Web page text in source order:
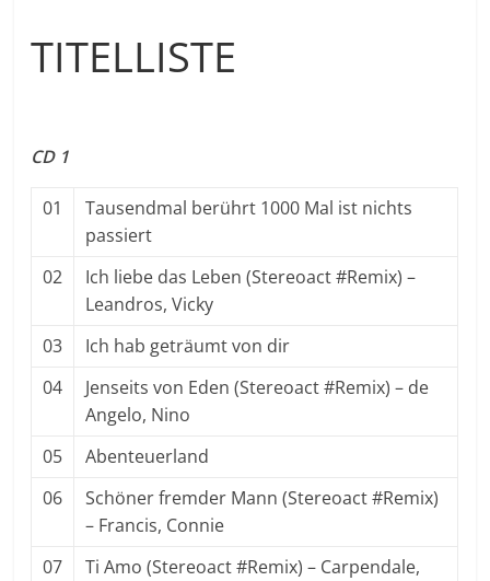
TITELLISTE
CD 1
01
Tausendmal berührt 1000 Mal ist nichts
passiert
02
Ich liebe das Leben (Stereoact #Remix) –
Leandros, Vicky
03
Ich hab geträumt von dir
04
Jenseits von Eden (Stereoact #Remix) – de
Angelo, Nino
05
Abenteuerland
06
Schöner fremder Mann (Stereoact #Remix)
– Francis, Connie
07
Ti Amo (Stereoact #Remix) – Carpendale,